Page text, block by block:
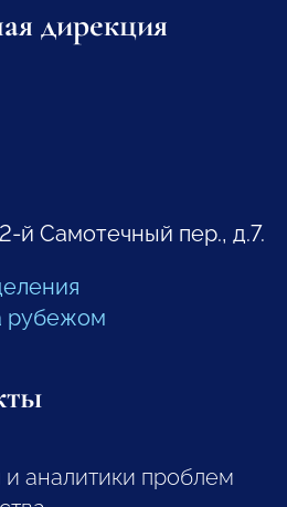
дирекция
й Самотечный пер., д.7.
рубежом
аналитики проблем